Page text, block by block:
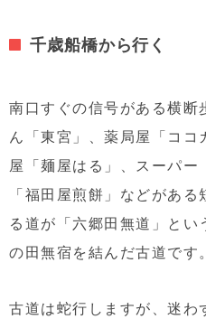
千歳船橋から行く
南口すぐの信号がある横断
ん「東宮」、薬局屋「コ
屋「麺屋はる」、スーパ
「福田屋煎餅」などがあ
る道が「六郷田無道」と
の田無宿を結んだ古道です。
古道は蛇行しますが、迷わ